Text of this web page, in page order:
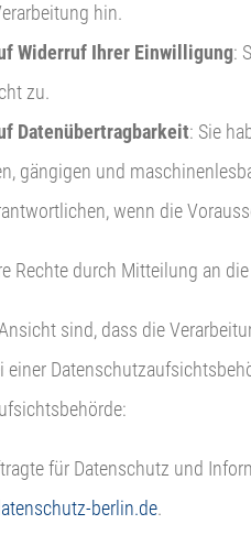
hin.
Widerruf Ihrer Einwilligung:
zu.
Datenübertragbarkeit: Sie
gängigen und
wenn die
Rechte durch Mitteilung an
sind, dass die
einer
für Datenschutz und
berlin.de.